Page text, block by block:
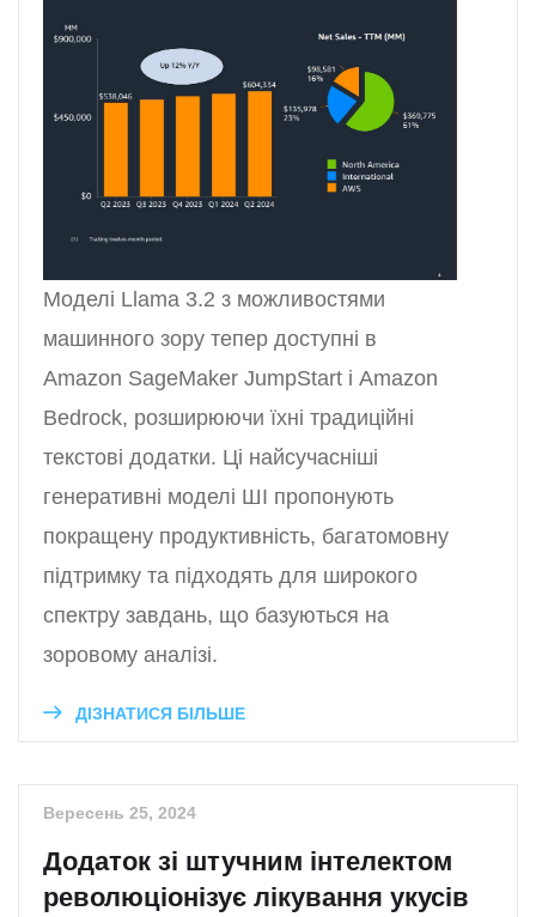
Моделі Llama 3.2 з можливостями
машинного зору тепер доступні в
Amazon SageMaker JumpStart і Amazon
Bedrock, розширюючи їхні традиційні
текстові додатки. Ці найсучасніші
генеративні моделі ШІ пропонують
покращену продуктивність, багатомовну
підтримку та підходять для широкого
спектру завдань, що базуються на
зоровому аналізі.
ДІЗНАТИСЯ БІЛЬШЕ
Вересень 25, 2024
Додаток зі штучним інтелектом
революціонізує лікування укусів